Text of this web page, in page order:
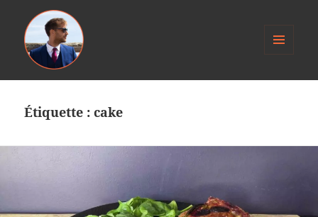
WIDGETS
Étiquette :cake